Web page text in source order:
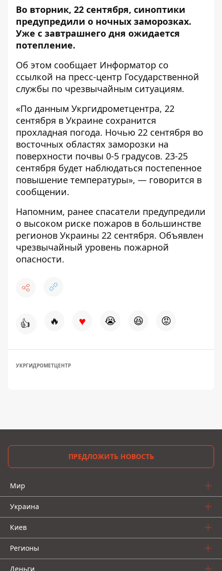
Во вторник, 22 сентября, синоптики
предупредили о ночных заморозках.
Уже с завтрашнего дня ожидается
потепление.
Об этом сообщает Информатор со
ссылкой на пресс-центр Государственной
службы по чрезвычайным ситуациям.
«По данным Укргидрометцентра, 22
сентября в Украине сохранится
прохладная погода. Ночью 22 сентября во
восточных областях заморозки на
поверхности почвы 0-5 градусов. 23-25
сентября будет наблюдаться постепенное
повышение температуры», — говорится в
сообщении.
Напомним, ранее спасатели предупредили
о высоком риске пожаров в большинстве
регионов Украины 22 сентября. Объявлен
чрезвычайный уровень пожарной
опасности.
👍 🔥 ♥ 😭 😆 😡
УКРГИДРОМЕТЦЕНТР
ПРЕДЛОЖИТЬ НОВОСТЬ
Мир
Украина
Киев
Регионы
Деньги